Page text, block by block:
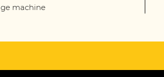
machine